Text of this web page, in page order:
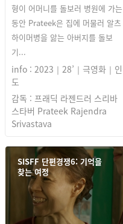
형이 어머니를 돌보러 병원에 가는
동안 Prateek은 집에 머물러 알츠
하이머병을 앓는 아버지를 돌보
기...
info : 2023｜28’｜극영화｜인
도
감독 : 프래딕 라젠드러 스리바
스타버 Prateek Rajendra
Srivastava
SISFF 단편경쟁6: 기억을
찾는 여정